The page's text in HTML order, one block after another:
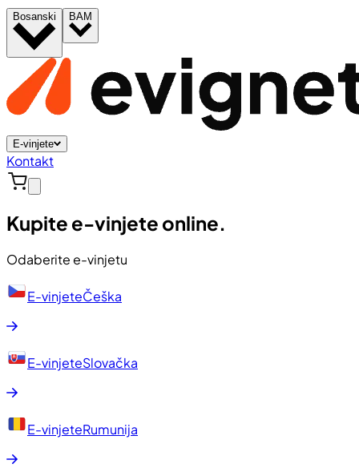
Bosanski BAM
E-vinjete
Kontakt
Kupite e-vinjete online.
Odaberite e-vinjetu
E-vinjeteČeška
E-vinjeteSlovačka
E-vinjeteRumunija